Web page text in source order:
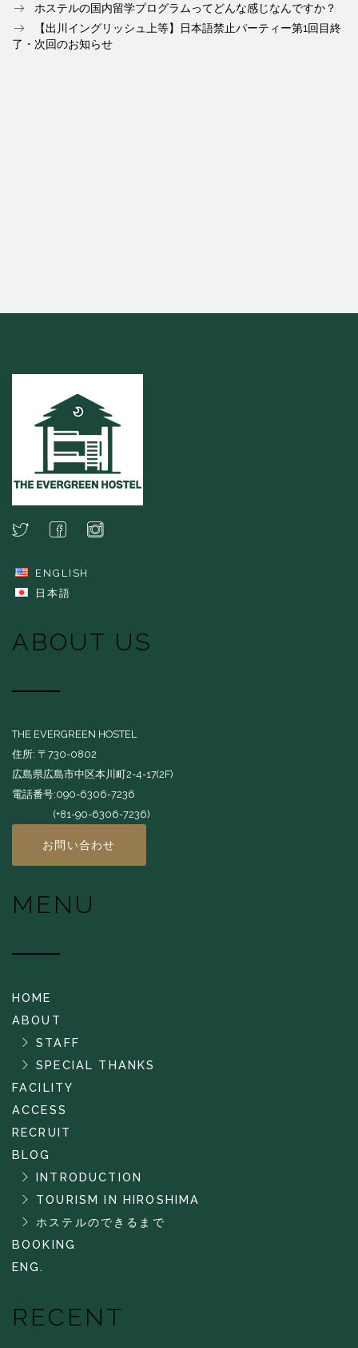
ホステルの国内留学プログラムってどんな感じなんですか？
【出川イングリッシュ上等】日本語禁止パーティー第1回目終
了・次回のお知らせ
ENGLISH
日本語
ABOUT US
THE EVERGREEN HOSTEL
住所: 〒730-0802
広島県広島市中区本川町2-4-17(2F)
電話番号:090-6306-7236
(+81-90-6306-7236)
お問い合わせ
MENU
HOME
ABOUT
STAFF
SPECIAL THANKS
FACILITY
ACCESS
RECRUIT
BLOG
INTRODUCTION
TOURISM IN HIROSHIMA
ホステルのできるまで
BOOKING
ENG.
RECENT